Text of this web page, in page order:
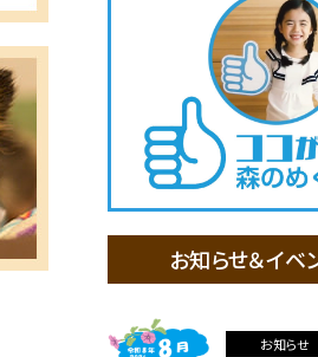
お知らせ＆イベ
お知らせ